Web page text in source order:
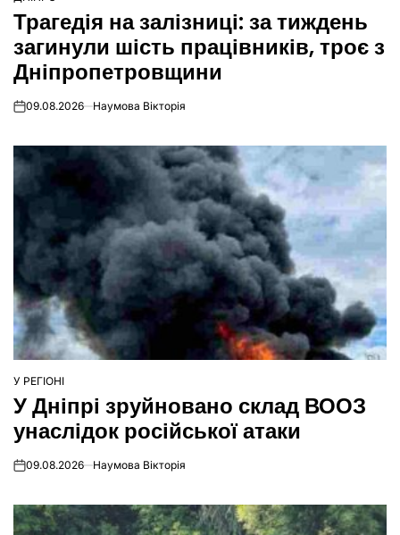
ОПУБЛІКУВАТИ
У
Трагедія на залізниці: за тиждень
загинули шість працівників, троє з
Дніпропетровщини
on09.08.2026 Наумова Вікторія
ОПУБЛІКУВАТИ
У
У РЕГІОНІ
У Дніпрі зруйновано склад ВООЗ
унаслідок російської атаки
on09.08.2026 Наумова Вікторія